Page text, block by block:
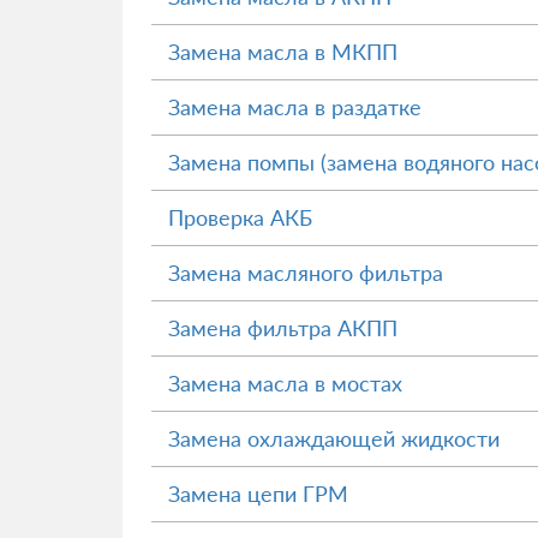
Замена масла в МКПП
Замена масла в раздатке
Замена помпы (замена водяного
Проверка АКБ
Замена масляного фильтра
Замена фильтра АКПП
Замена масла в мостах
Замена охлаждающей жидкости
Замена цепи ГРМ